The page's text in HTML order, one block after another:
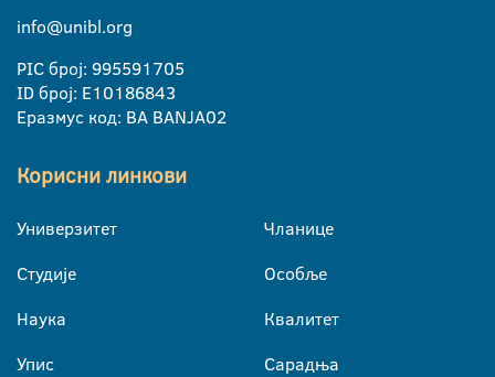
info@unibl.org
PIC број: 995591705
ID број: E10186843
Еразмус код: BA BANJA02
Корисни линкови
Универзитет
Студије
Наука
Упис
Чланице
Особље
Квалитет
Сарадња